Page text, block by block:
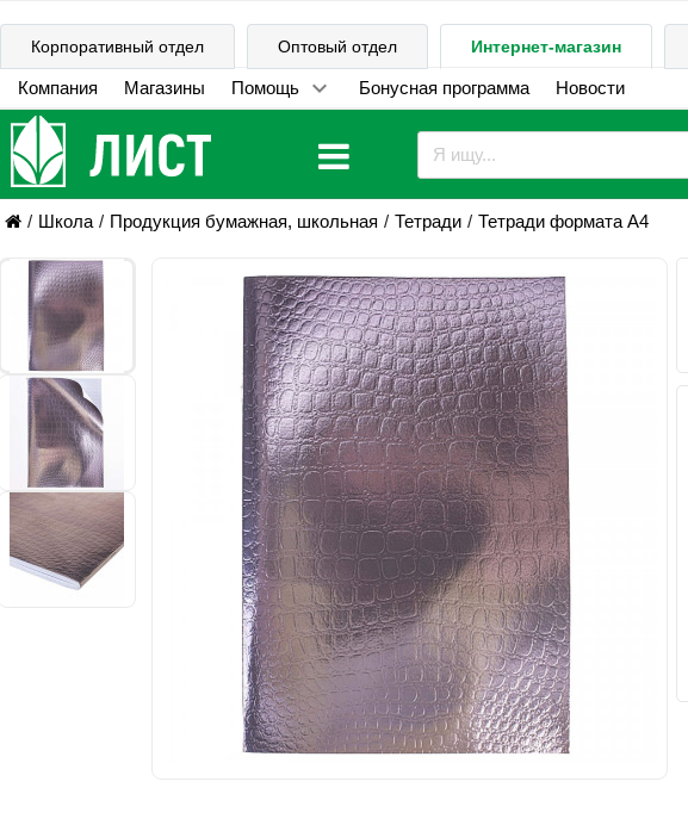
Корпоративный отдел Оптовый отдел Интернет-магазин
Компания Магазины Помощь Бонусная программа Новости
Школа Продукция бумажная, школьная Тетради Тетради формата А4